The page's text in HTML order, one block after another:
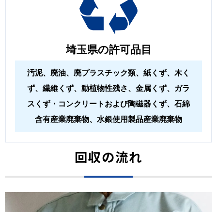
埼玉県の許可品目
汚泥、廃油、廃プラスチック類、紙くず、木く
ず、繊維くず、動植物性残さ、金属くず、ガラ
スくず・コンクリートおよび陶磁器くず、石綿
含有産業廃棄物、水銀使用製品産業廃棄物
回収の流れ